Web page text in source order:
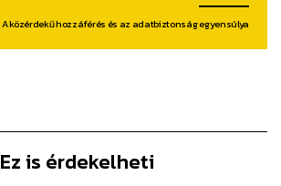
A közérdekű hozzáférés és az adatbiztonság egyensúlya
Ez is érdekelheti